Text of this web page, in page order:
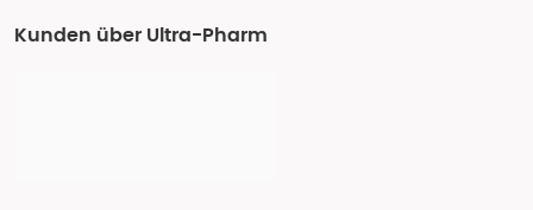
Kunden über Ultra-Pharm